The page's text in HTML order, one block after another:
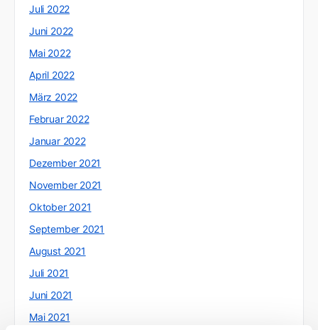
Juli 2022
Juni 2022
Mai 2022
April 2022
März 2022
Februar 2022
Januar 2022
Dezember 2021
November 2021
Oktober 2021
September 2021
August 2021
Juli 2021
Juni 2021
Mai 2021